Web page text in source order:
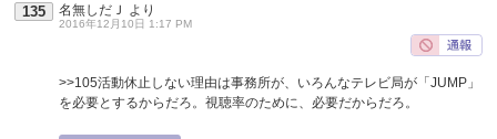
135 名無しだＪ より
2016年12月10日 1:17 PM
>>105活動休止しない理由は事務所が、いろんなテレビ局が「JUMP」
を必要とするからだろ。視聴率のために、必要だからだろ。